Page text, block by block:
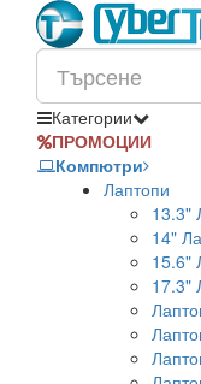
Категории
ПРОМОЦИИ
Компютри
Лаптопи
13.3"
14"
15.6"
17.3"